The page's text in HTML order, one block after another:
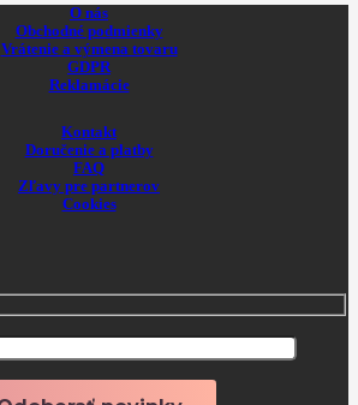
O nás
Obchodné podmienky
Vrátenie a výmena tovaru
GDPR
Reklamácie
Kontakt
Doručenie a platby
FAQ
Zľavy pre partnerov
Cookies